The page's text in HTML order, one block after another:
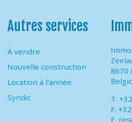
Autres services
À vendre
Nouvelle construction
Location à l'année
Syndic
8670
T.
F.
E.